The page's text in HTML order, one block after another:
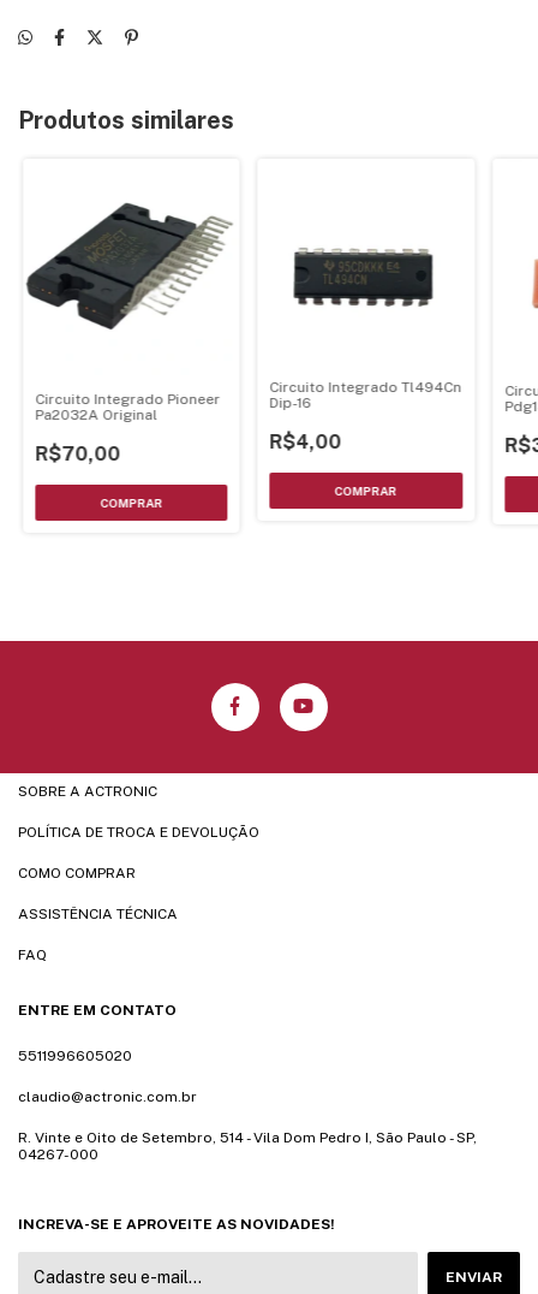
Produtos similares
Circuito Integrado Pioneer
Pa2032A Original
R$70,00
Circuito Integrado Tl494Cn
Dip-16
R$4,00
SOBRE A ACTRONIC
POLÍTICA DE TROCA E DEVOLUÇÃO
COMO COMPRAR
ASSISTÊNCIA TÉCNICA
FAQ
ENTRE EM CONTATO
5511996605020
claudio@actronic.com.br
R. Vinte e Oito de Setembro, 514 - Vila Dom Pedro I, São Paulo - SP,
04267-000
INCREVA-SE E APROVEITE AS NOVIDADES!